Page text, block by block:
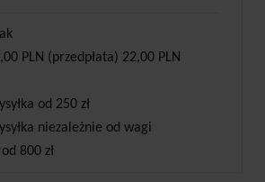
PLN (przedpłata) 22,00 PLN
od 250 zł
niezależnie od wagi
800 zł